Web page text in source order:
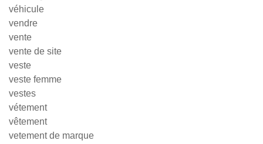
véhicule
vendre
vente
vente de site
veste
veste femme
vestes
vétement
vêtement
vetement de marque